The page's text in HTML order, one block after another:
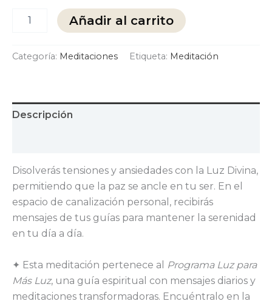
Añadir al carrito
Categoría: Meditaciones Etiqueta: Meditación
Descripción
Disolverás tensiones y ansiedades con la Luz Divina,
permitiendo que la paz se ancle en tu ser. En el
espacio de canalización personal, recibirás
mensajes de tus guías para mantener la serenidad
en tu día a día.
✦ Esta meditación pertenece al
Programa Luz para
Más Luz, una guía espiritual con mensajes diarios y
meditaciones transformadoras. Encuéntralo en la